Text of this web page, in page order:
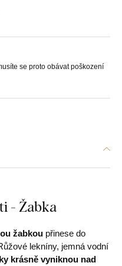
se proto obávat poškození
- Žabka
žabkou přinese do
lekníny, jemná vodní
krásně vyniknou nad